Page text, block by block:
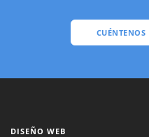
CUÉNTENOS
DISEÑO WEB